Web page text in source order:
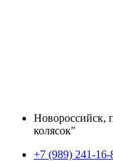
Новороссийск,
колясок"
+7 (989) 241-16-